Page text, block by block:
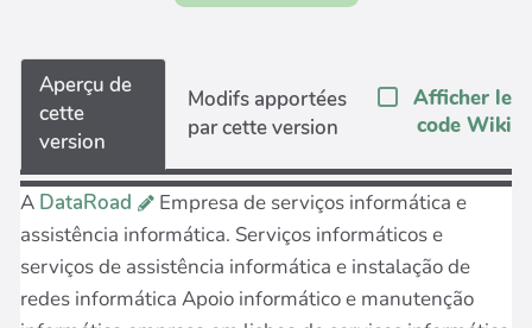
Aperçu de
cette
version
Modifs apportées
par cette version
Afficher le
code Wiki